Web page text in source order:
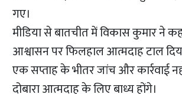
गए।
मीडिया से बातचीत में विकास कुमार ने
आश्वासन पर फिलहाल आत्मदाह टाल
एक सप्ताह के भीतर जांच और कार्रवाई
दोबारा आत्मदाह के लिए बाध्य होंगे।